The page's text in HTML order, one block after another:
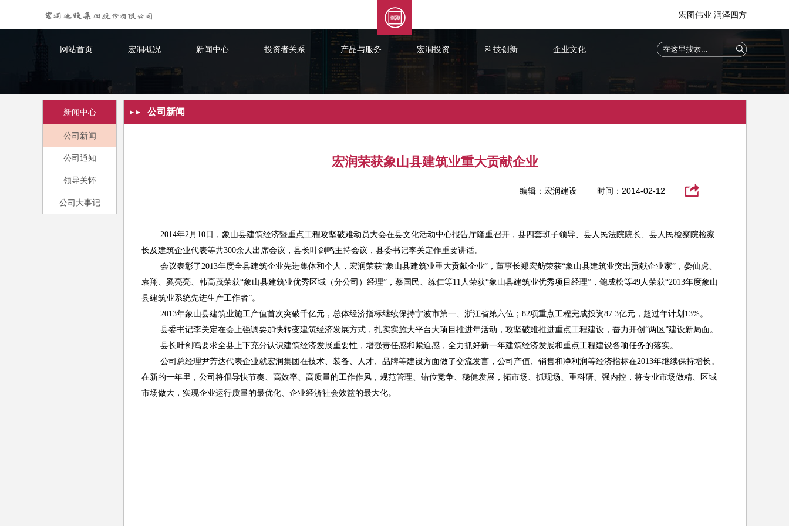
宏图伟业 润泽四方
网站首页 宏润概况 新闻中心 投资者关系 产品与服务 宏润投资 科技创新 企业文化
新闻中心
公司新闻
公司通知
领导关怀
公司大事记
公司新闻
宏润荣获象山县建筑业重大贡献企业
编辑：宏润建设 时间：2014-02-12
2014年2月10日，象山县建筑经济暨重点工程攻坚破难动员大会在县文化活动中心报告厅隆重召开，县四套班子领导、县人民法院院长、县人民检察院检察
长及建筑企业代表等共300余人出席会议，县长叶剑鸣主持会议，县委书记李关定作重要讲话。
会议表彰了2013年度全县建筑企业先进集体和个人，宏润荣获“象山县建筑业重大贡献企业”，董事长郑宏舫荣获“象山县建筑业突出贡献企业家”，娄仙虎、
袁翔、奚亮亮、韩高茂荣获“象山县建筑业优秀区域（分公司）经理”，蔡国民、练仁等11人荣获“象山县建筑业优秀项目经理”，鲍成松等49人荣获“2013年度象山
县建筑业系统先进生产工作者”。
2013年象山县建筑业施工产值首次突破千亿元，总体经济指标继续保持宁波市第一、浙江省第六位；82项重点工程完成投资87.3亿元，超过年计划13%。
县委书记李关定在会上强调要加快转变建筑经济发展方式，扎实实施大平台大项目推进年活动，攻坚破难推进重点工程建设，奋力开创“两区”建设新局面。
县长叶剑鸣要求全县上下充分认识建筑经济发展重要性，增强责任感和紧迫感，全力抓好新一年建筑经济发展和重点工程建设各项任务的落实。
公司总经理尹芳达代表企业就宏润集团在技术、装备、人才、品牌等建设方面做了交流发言，公司产值、销售和净利润等经济指标在2013年继续保持增长。
在新的一年里，公司将倡导快节奏、高效率、高质量的工作作风，规范管理、错位竞争、稳健发展，拓市场、抓现场、重科研、强内控，将专业市场做精、区域
市场做大，实现企业运行质量的最优化、企业经济社会效益的最大化。